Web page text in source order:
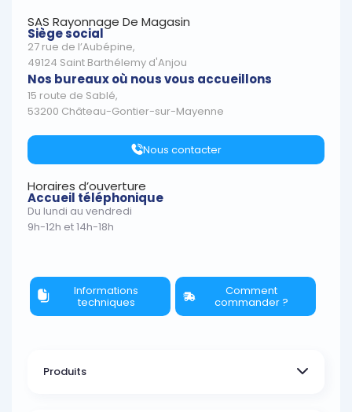
SAS Rayonnage De Magasin
Siège social
27 rue de l’Aubépine,
49124 Saint Barthélemy d'Anjou
Nos bureaux où nous vous accueillons
15 route de Sablé,
53200 Château-Gontier-sur-Mayenne
Nous contacter
Horaires d’ouverture
Accueil téléphonique
Du lundi au vendredi
9h-12h et 14h-18h
Informations
techniques
Comment
commander ?
Produits